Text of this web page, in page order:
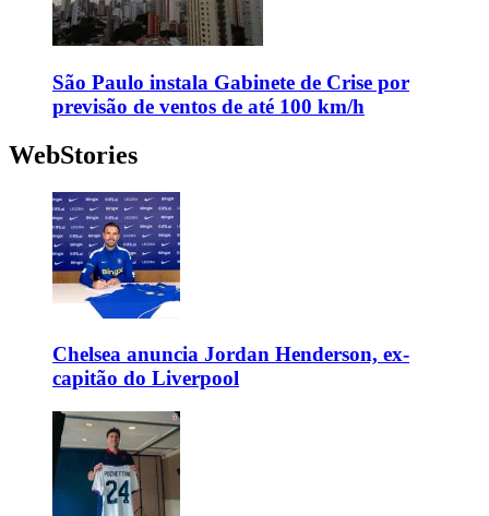
São Paulo instala Gabinete de Crise por
previsão de ventos de até 100 km/h
WebStories
Chelsea anuncia Jordan Henderson, ex-
capitão do Liverpool